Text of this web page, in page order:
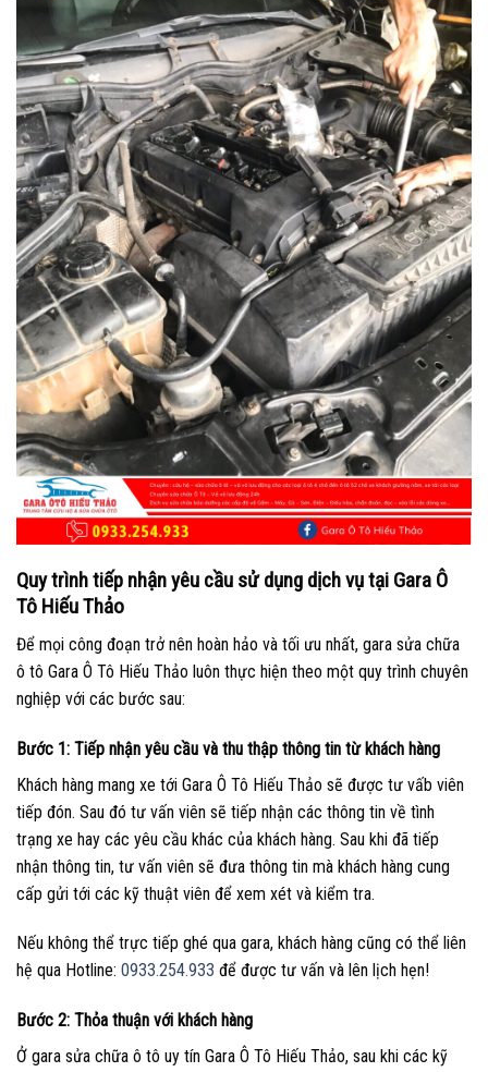
Quy trình tiếp nhận yêu cầu sử dụng dịch vụ tại Gara Ô
Tô Hiếu Thảo
Để mọi công đoạn trở nên hoàn hảo và tối ưu nhất, gara sửa chữa
ô tô Gara Ô Tô Hiếu Thảo luôn thực hiện theo một quy trình chuyên
nghiệp với các bước sau:
Bước 1: Tiếp nhận yêu cầu và thu thập thông tin từ khách hàng
Khách hàng mang xe tới Gara Ô Tô Hiếu Thảo sẽ được tư vấb viên
tiếp đón. Sau đó tư vấn viên sẽ tiếp nhận các thông tin về tình
trạng xe hay các yêu cầu khác của khách hàng. Sau khi đã tiếp
nhận thông tin, tư vấn viên sẽ đưa thông tin mà khách hàng cung
cấp gửi tới các kỹ thuật viên để xem xét và kiểm tra.
Nếu không thể trực tiếp ghé qua gara, khách hàng cũng có thể liên
hệ qua Hotline: 0933.254.933 để được tư vấn và lên lịch hẹn!
Bước 2: Thỏa thuận với khách hàng
Ở gara sửa chữa ô tô uy tín Gara Ô Tô Hiếu Thảo, sau khi các kỹ